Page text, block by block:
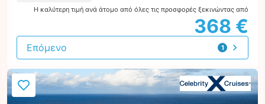
Η καλύτερη τιμή ανά άτομο από όλες τις προσφορές ξεκινώντας από
368 €
1
προσφορά
Επόμενο